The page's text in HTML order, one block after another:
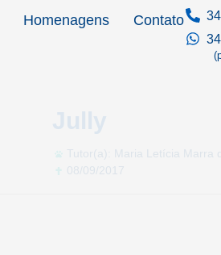
Homenagens Contato
Jully
Tutor(a): Maria Letícia Marra
08/09/2017